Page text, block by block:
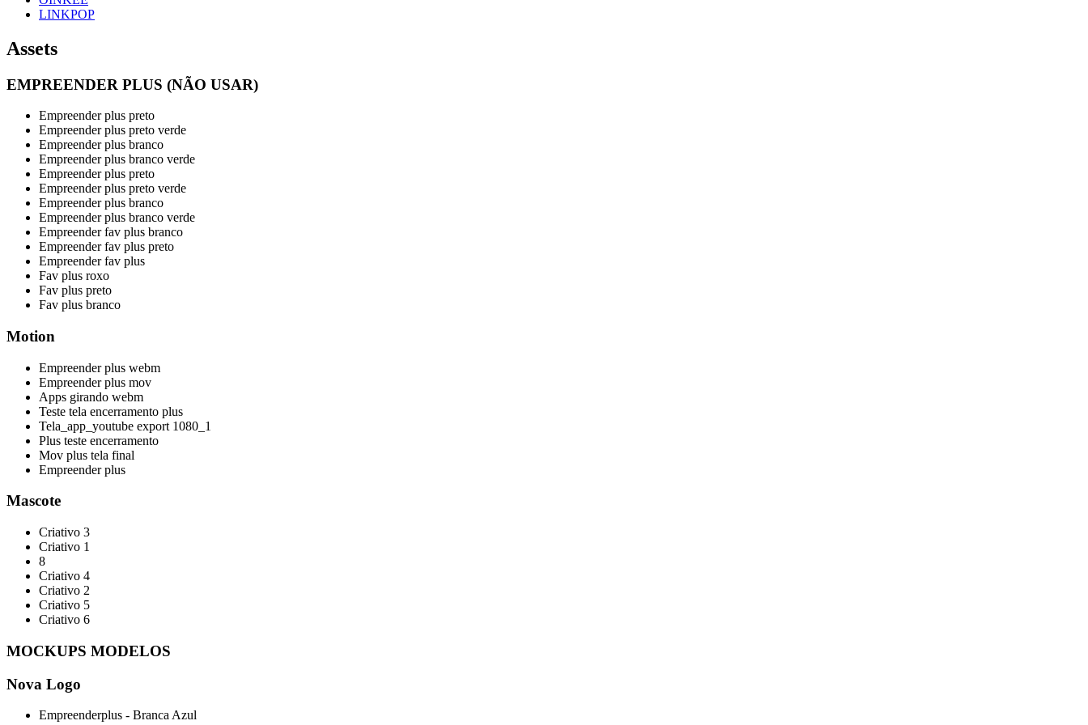
LINKPOP
Assets
EMPREENDER PLUS (NÃO USAR)
Empreender plus preto
Empreender plus preto verde
Empreender plus branco
Empreender plus branco verde
Empreender plus preto
Empreender plus preto verde
Empreender plus branco
Empreender plus branco verde
Empreender fav plus branco
Empreender fav plus preto
Empreender fav plus
Fav plus roxo
Fav plus preto
Fav plus branco
Motion
Empreender plus webm
Empreender plus mov
Apps girando webm
Teste tela encerramento plus
Tela_app_youtube export 1080_1
Plus teste encerramento
Mov plus tela final
Empreender plus
Mascote
Criativo 3
Criativo 1
8
Criativo 4
Criativo 2
Criativo 5
Criativo 6
MOCKUPS MODELOS
Nova Logo
Empreenderplus - Branca Azul